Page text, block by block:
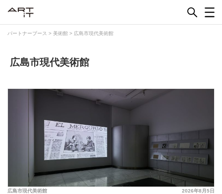
パートナーブース > 美術館 > 広島市現代美術館
広島市現代美術館
2026年8月5日
広島市現代美術館